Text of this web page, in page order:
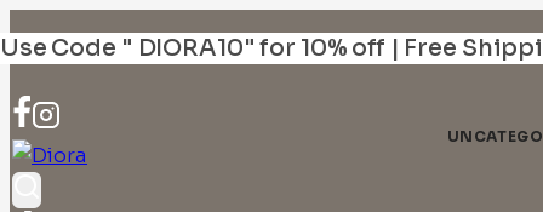
to
content
Use Code " DIORA10" for 10% off | Free